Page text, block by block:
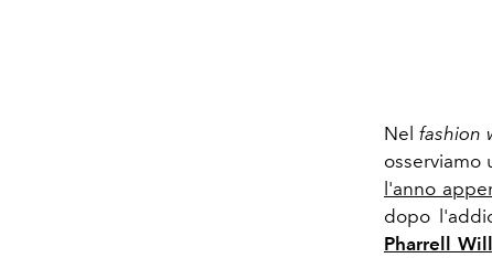
Nelfashion
osserviamo
l'anno
dopo
Pharrell